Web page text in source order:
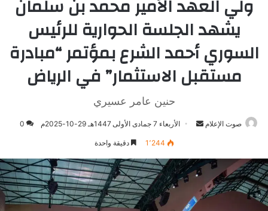
ولي العهد الأمير محمد بن سلمان
يشهد الجلسة الحوارية للرئيس
السوري أحمد الشرع بمؤتمر “‏مبادرة
مستقبل الاستثمار” في الرياض
حنين عامر عسيري
صوت الإعلام
أرسلالأربعاء 7 جمادى الأولى 1447هـ 29-10-2025م 0
1٬244 دقيقة واحدة